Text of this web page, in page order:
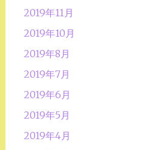
2019年11月
2019年10月
2019年8月
2019年7月
2019年6月
2019年5月
2019年4月